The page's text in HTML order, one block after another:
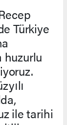
Türkiye
huzurlu
ile tarihi